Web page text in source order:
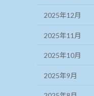
2025年12月
2025年11月
2025年10月
2025年9月